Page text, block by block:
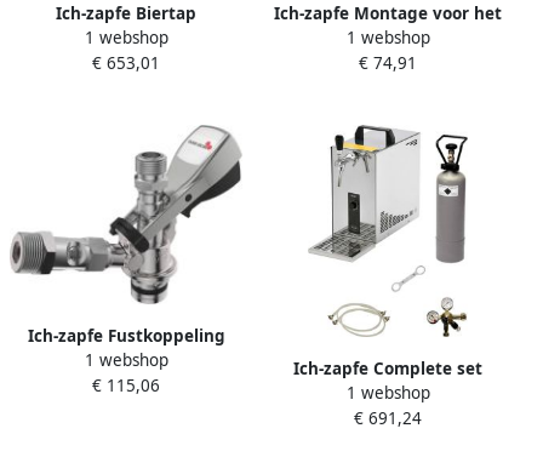
Ich-zapfe Biertap
Biertapsysteem PYGMY 20
1-kraan droogkoeler 25 liter
1 webshop
€ 653,01
Ich-zapfe Montage voor het
vastschroeven van een
plastic reinigingscontainer
1 webshop
€ 74,91
Ich-zapfe Fustkoppeling
Bierfust koppeling Platte
Schuifkoppeling Koppeling
1 webshop
€ 115,06
Ich-zapfe Complete set
biertap Tapsysteem Biertap
PYGMY 20 1-kraans
1 webshop
€ 691,24